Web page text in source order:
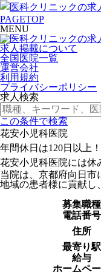
PAGETOP
MENU
求人掲載について
全国医院一覧
運営会社
利用規約
プライバシーポリシー
求人検索
この条件で検索
花安小児科医院
年間休日は120日以上
花安小児科医院には休
当院は、京都府向日市
地域の患者様に貢献し
募集職種
電話番号
住所
最寄り駅
給与
ホームペ